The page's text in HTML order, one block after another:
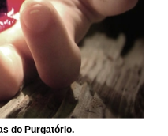
do Purgatório.